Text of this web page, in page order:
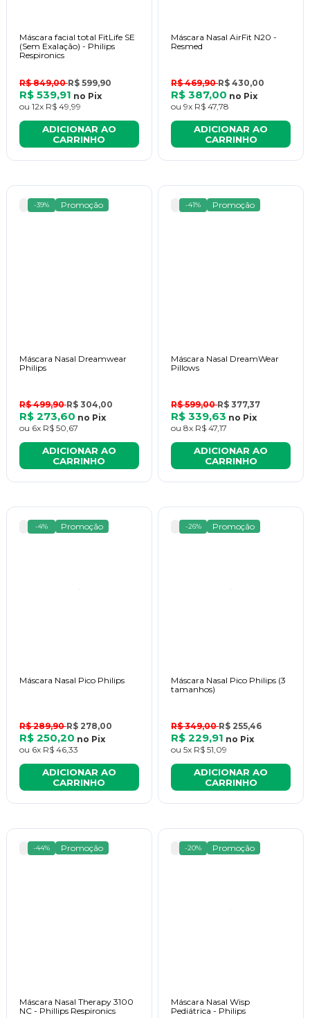
Máscara facial total FitLife SE
(Sem Exalação) - Philips
Respironics
R$ 849,00R$ 599,90
R$ 539,91 no Pix
ou 12x R$ 49,99
ADICIONAR AO
CARRINHO
Máscara Nasal AirFit N20 -
Resmed
R$ 469,90R$ 430,00
R$ 387,00 no Pix
ou 9x R$ 47,78
ADICIONAR AO
CARRINHO
-39% Promoção
Máscara Nasal Dreamwear
Philips
R$ 499,90R$ 304,00
R$ 273,60 no Pix
ou 6x R$ 50,67
ADICIONAR AO
CARRINHO
-41% Promoção
Máscara Nasal DreamWear
Pillows
R$ 599,00R$ 377,37
R$ 339,63 no Pix
ou 8x R$ 47,17
ADICIONAR AO
CARRINHO
-4% Promoção
Máscara Nasal Pico Philips
R$ 289,90R$ 278,00
R$ 250,20 no Pix
ou 6x R$ 46,33
ADICIONAR AO
CARRINHO
-26% Promoção
Máscara Nasal Pico Philips (3
tamanhos)
R$ 349,00R$ 255,46
R$ 229,91 no Pix
ou 5x R$ 51,09
ADICIONAR AO
CARRINHO
-44% Promoção
Máscara Nasal Therapy 3100
NC - Phillips Respironics
-20% Promoção
Máscara Nasal Wisp
Pediátrica - Philips